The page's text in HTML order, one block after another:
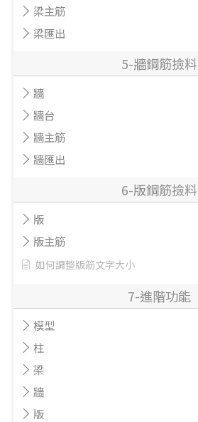
梁主筋
梁匯出
5-牆鋼筋撿料
牆
牆台
牆主筋
牆匯出
6-版鋼筋撿料
版
版主筋
如何調整版筋文字大小
7-進階功能
模型
柱
梁
牆
版